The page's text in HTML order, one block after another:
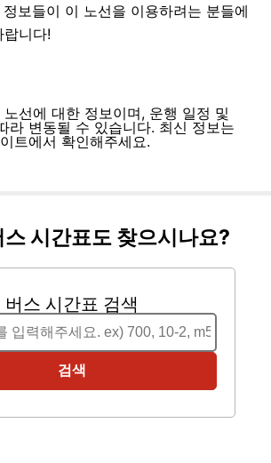
보들이 이 노선을 이용하려는 분들에
니다!
선에 대한 정보이며, 운행 일정 및
라 변동될 수 있습니다. 최신 정보는
트에서 확인해주세요.
스 시간표도 찾으시나요?
버스 시간표 검색
검색